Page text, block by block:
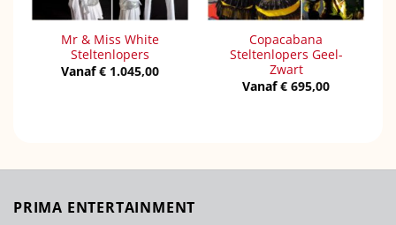
Mr & Miss White
Steltenlopers
Vanaf€ 1.045,00
Copacabana
Steltenlopers Geel-
Zwart
Vanaf€ 695,00
PRIMA ENTERTAINMENT